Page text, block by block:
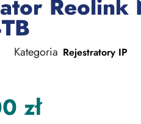
Reolink
Kategoria Rejestratory IP
zł